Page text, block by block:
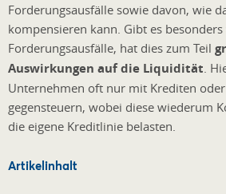
Forderungsausfälle sowie davon, wie
kompensieren kann. Gibt es
Forderungsausfälle, hat dies zum Teil
Auswirkungen auf die Liquidität.
Unternehmen oft nur mit Krediten
gegensteuern, wobei diese wiederum
die eigene Kreditlinie belasten.
Artikelinhalt